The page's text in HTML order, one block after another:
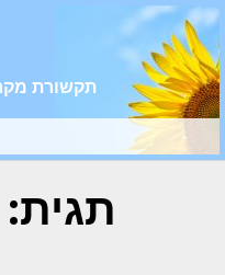
תקשורת